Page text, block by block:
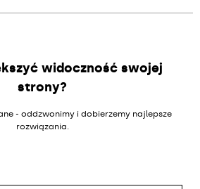
widoczność swojej
strony?
- oddzwonimy i dobierzemy najlepsze
rozwiązania.